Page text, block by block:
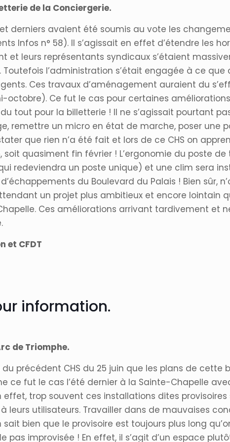
de la Conciergerie.
derniers avaient été soumis au vote les
Infos n° 58). Il s’agissait en effet d’étendre les
et leurs représentants syndicaux s’étaient
Toutefois l’administration s’était engagée à ce
Ces travaux d’aménagement auraient du
octobre). Ce fut le cas pour certaines
tout pour la billetterie ! Il ne s’agissait pourtant
remettre un micro en état de marche, poser une
que rien n’a été fait et lors de ce CHS on
soit quasiment fin février ! L’ergonomie du poste
redeviendra un poste unique) et une clim sera
du Boulevard du Palais ! Bien sûr,
un projet plus ambitieux et encore lointain
Ces améliorations arrivant tardivement et
et CFDT
information.
de Triomphe.
précédent CHS du 25 juin que les plans de cette
ce fut le cas l’été dernier à la Sainte-Chapelle
effet, trop souvent ces installations dites
utilisateurs. Travailler dans de mauvaises
sait bien que le provisoire est toujours plus long
pas improvisée ! En effet, il s’agit d’un espace